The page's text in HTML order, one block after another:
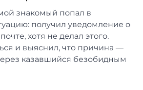
знакомый попал в
получил уведомление о
хотя не делал этого.
и выяснил, что причина —
казавшийся безобидным